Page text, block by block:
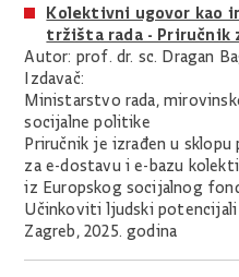
Kolektivni ugovor kao
tržišta rada - Priručnik
Autor: prof. dr. sc. Dragan
Izdavač:
Ministarstvo rada,
socijalne politike
Priručnik je izrađen u
za e-dostavu i e-bazu
iz Europskog socijalnog
Učinkoviti ljudski potencijali
Zagreb, 2025. godina